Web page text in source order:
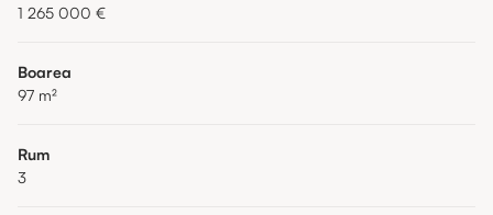
1 265 000 €
Boarea
97 m²
Rum
3